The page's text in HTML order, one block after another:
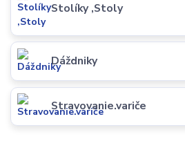
Stolíky ,Stoly
Dáždniky
Stravovanie.variče